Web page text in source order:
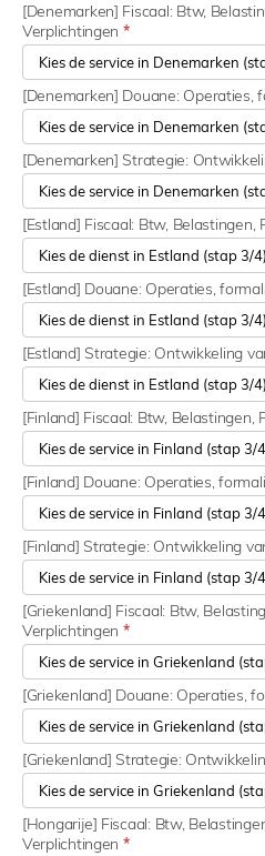
[Denemarken] Fiscaal: Btw,
Verplichtingen *
[Denemarken] Douane: Operaties,
[Denemarken] Strategie:
[Estland] Fiscaal: Btw,
[Estland] Douane: Operaties,
[Estland] Strategie: Ontwikkeling
[Finland] Fiscaal: Btw, Belastingen,
[Finland] Douane: Operaties,
[Finland] Strategie: Ontwikkeling
[Griekenland] Fiscaal: Btw,
Verplichtingen *
[Griekenland] Douane: Operaties,
[Griekenland] Strategie:
[Hongarije] Fiscaal: Btw,
Verplichtingen *